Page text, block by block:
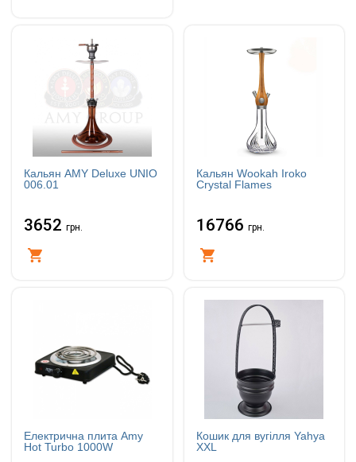
Кальян AMY Deluxe UNIO
006.01
3652 грн.
Кальян Wookah Iroko
Crystal Flames
16766 грн.
Електрична плита Amy
Hot Turbo 1000W
Кошик для вугілля Yahya
XXL